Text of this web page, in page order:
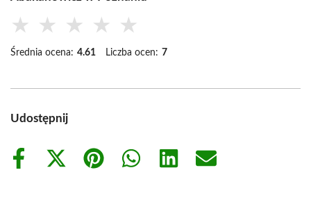
★ ★ ★ ★ ★
Średnia ocena: 4.61 Liczba ocen: 7
Udostępnij
Share
Share
Share
Share
Share
Share